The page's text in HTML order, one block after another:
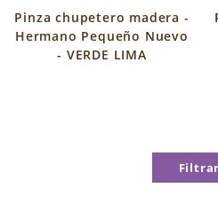
Pinza chupetero madera -
Hermano Pequeño Nuevo
- VERDE LIMA
Filtrar